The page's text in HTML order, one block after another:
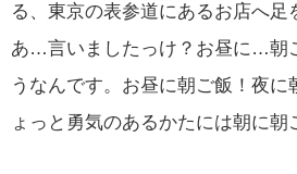
る、東京の表参道にあるお店へ足
あ…言いましたっけ？お昼に…朝
うなんです。お昼に朝ご飯！夜に
ょっと勇気のあるかたには朝に朝